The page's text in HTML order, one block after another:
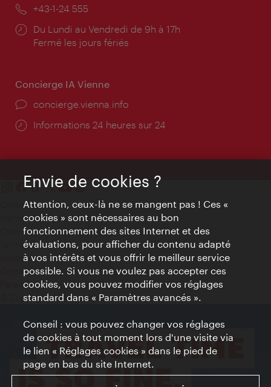
Téléphone:
+43-1-24 555
Horaires
d'ouverture:
Du Lundi au Vendredi de 9h à 17h
Fermé les jours fériés
Concierge IA Vienne
Ort:
concierge.vienna.info
Öffnungszeiten:
Informations 24 heures sur 24
Contact
Mentions obligatoires
Charte sur le respect de la vie privée
Terms of Use
Accessibilité
Contact presse
Paramètres de cookies
© Copyright WienTourismus
Envie de cookies ?
Attention, ceux-là ne se mangent pas ! Ces «
cookies » sont nécessaires au bon
fonctionnement des sites Internet et des
évaluations, pour afficher du contenu adapté
à vos intérêts et vous offrir le meilleur service
possible. Si vous ne voulez pas accepter ces
cookies, vous pouvez modifier vos réglages
standard dans « Paramètres avancés ».
Conseil : vous pouvez changer vos réglages
de cookies à tout moment lors d'une visite via
le lien « Réglages cookies » dans le pied de
page en bas du site Internet.